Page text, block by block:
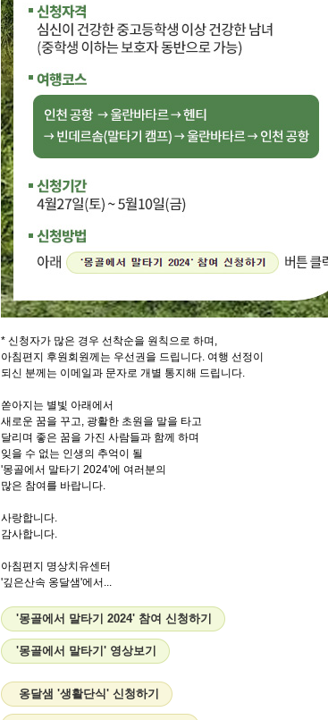
* 신청자가 많은 경우 선착순을 원칙으로 하며,
아침편지 후원회원께는 우선권을 드립니다. 여행 선정이
되신 분께는 이메일과 문자로 개별 통지해 드립니다.
쏟아지는 별빛 아래에서
새로운 꿈을 꾸고, 광활한 초원을 말을 타고
달리며 좋은 꿈을 가진 사람들과 함께 하며
잊을 수 없는 인생의 추억이 될
'몽골에서 말타기 2024'에 여러분의
많은 참여를 바랍니다.
사랑합니다.
감사합니다.
아침편지 명상치유센터
'깊은산속 옹달샘'에서...
'몽골에서 말타기 2024' 참여 신청하기
'몽골에서 말타기' 영상보기
옹달샘 '생활단식' 신청하기